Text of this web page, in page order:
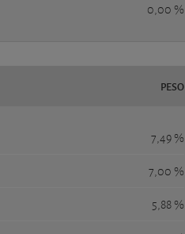
0,00 %
PESO
7,49 %
7,00 %
5,88 %